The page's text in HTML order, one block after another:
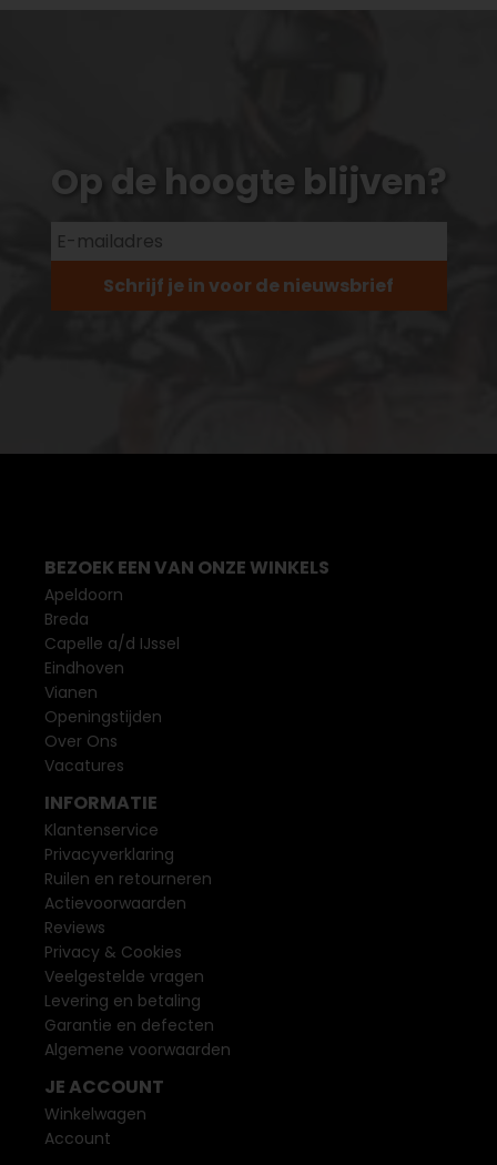
Op de hoogte blijven?
Schrijf je in voor de nieuwsbrief
BEZOEK EEN VAN ONZE WINKELS
Apeldoorn
Breda
Capelle a/d IJssel
Eindhoven
Vianen
Openingstijden
Over Ons
Vacatures
INFORMATIE
Klantenservice
Privacyverklaring
Ruilen en retourneren
Actievoorwaarden
Reviews
Privacy & Cookies
Veelgestelde vragen
Levering en betaling
Garantie en defecten
Algemene voorwaarden
JE ACCOUNT
Winkelwagen
Account